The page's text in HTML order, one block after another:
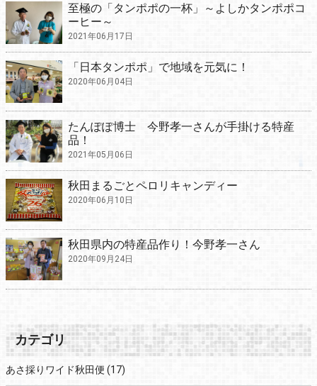
至極の「タンポポの一杯」～よしかタンポポコ
ーヒー～
2021年06月17日
「日本タンポポ」で地域を元気に！
2020年06月04日
たんぽぽ博士 今野孝一さんが手掛ける特産
品！
2021年05月06日
秋田まるごとペロリキャンディー
2020年06月10日
秋田県内の特産品作り！今野孝一さん
2020年09月24日
カテゴリ
あさ採りワイド秋田便 (17)